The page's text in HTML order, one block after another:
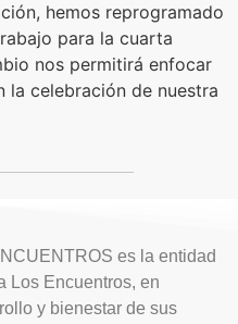
hemos reprogramado
para la cuarta
nos permitirá enfocar
la celebración de nuestra
es la entidad
Los Encuentros, en
y bienestar de sus